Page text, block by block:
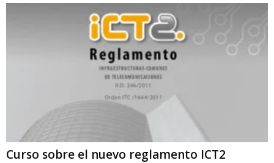
Curso sobre el nuevo reglamento ICT2